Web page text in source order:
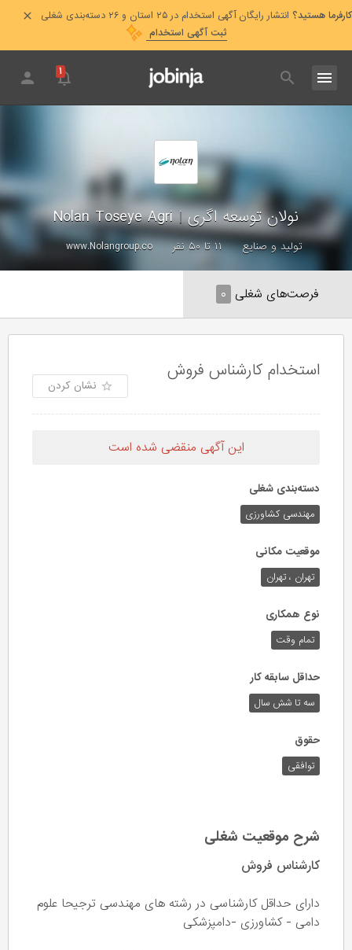
کارفرما هستید؟ انتشار رایگان آگهی استخدام در ۲۵ استان و ۲۶ دسته‌بندی شغلی
ثبت آگهی استخدام
۱
نولان توسعه اگری|
Nolan Toseye Agri
تولید و صنایع ۱۱ تا ۵۰ نفر www.Nolangroup.co
فرصت‌های شغلی ۰
استخدام کارشناس فروش
نشان کردن
این آگهی منقضی شده است
دسته‌بندی شغلی
مهندسی کشاورزی
موقعیت مکانی
تهران ، تهران
نوع همکاری
تمام وقت
حداقل سابقه کار
سه تا شش سال
حقوق
توافقی
شرح موقعیت شغلی
کارشناس فروش
دارای حداقل کارشناسی در رشته های مهندسی ترجیحا علوم
دامی - کشاورزی -دامپزشکی